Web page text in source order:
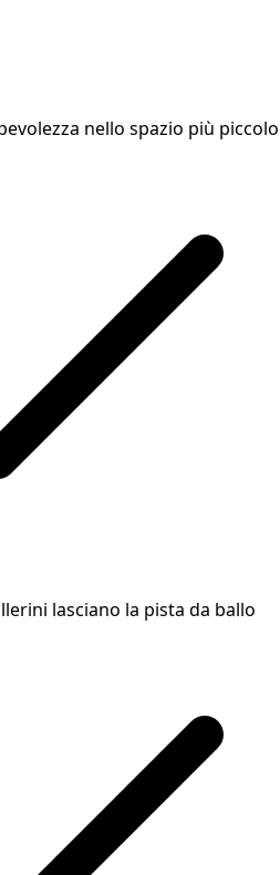
nello spazio più piccolo
lasciano la pista da ballo